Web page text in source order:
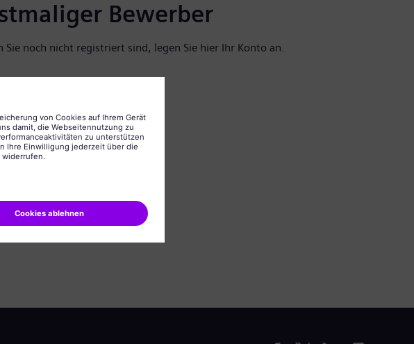
Bewerber
Sie noch nicht registriert sind, legen Sie hier Ihr Konto an.